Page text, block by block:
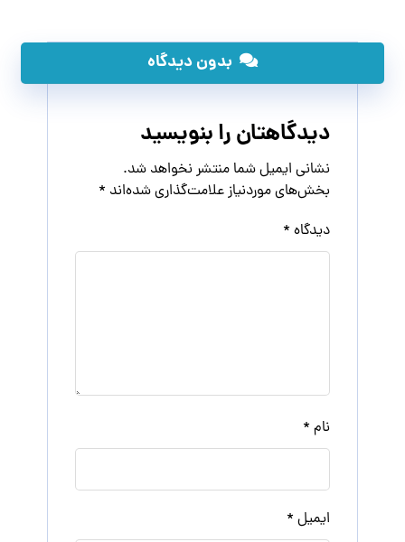
بدون دیدگاه
دیدگاهتان را بنویسید
نشانی ایمیل شما منتشر نخواهد شد.
بخش‌های موردنیاز علامت‌گذاری شده‌اند *
دیدگاه *
نام *
ایمیل *